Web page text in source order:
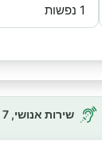
שירות אנושי, 7 ימים בשבוע